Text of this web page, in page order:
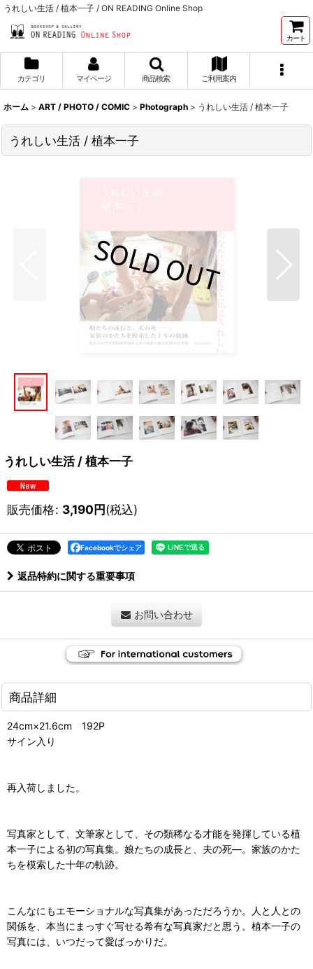
うれしい生活 / 植本一子 / ON READING Online Shop
カート
カテゴリ マイページ 商品検索 ご利用案内
ホーム > ART / PHOTO / COMIC > Photograph > うれしい生活 / 植本一子
うれしい生活 / 植本一子
うれしい生活 / 植本一子
販売価格: 3,190円(税込)
Facebookでシェア
返品特約に関する重要事項
お問い合わせ
商品詳細
24cm×21.6cm 192P
サイン入り
再入荷しました。
写真家として、文筆家として、その類稀なる才能を発揮している植
本一子による初の写真集。娘たちの成長と、夫の死―。家族のかた
ちを模索した十年の軌跡。
こんなにもエモーショナルな写真集があっただろうか。人と人との
関係を、本当にまっすぐ写せる希有な写真家だと思う。植本一子の
写真には、いつだって愛ばっかりだ。